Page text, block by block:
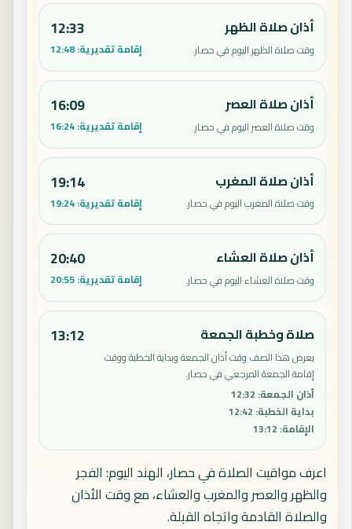
أذان صلاة الظهر
وقت صلاة الظهر اليوم في حصار.
12:33
إقامة تقديرية:12:48
أذان صلاة العصر
وقت صلاة العصر اليوم في حصار.
16:09
إقامة تقديرية:16:24
أذان صلاة المغرب
وقت صلاة المغرب اليوم في حصار.
19:14
إقامة تقديرية:19:24
أذان صلاة العشاء
وقت صلاة العشاء اليوم في حصار.
20:40
إقامة تقديرية:20:55
صلاة وخطبة الجمعة
يعرض هذا الصف وقت أذان الجمعة وبداية الخطبة ووقت
إقامة الجمعة المرجعي في حصار.
أذان الجمعة:
12:32
بداية الخطبة:
12:42
الإقامة:
13:12
13:12
اعرف مواقيت الصلاة في حصار، الهند اليوم: الفجر
والظهر والعصر والمغرب والعشاء، مع وقت الأذان
والصلاة القادمة واتجاه القبلة.